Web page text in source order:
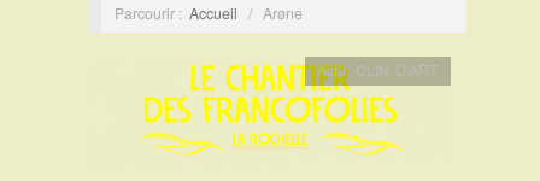
Parcourir : Accueil / Arøne
Actu, CLIN D'ART